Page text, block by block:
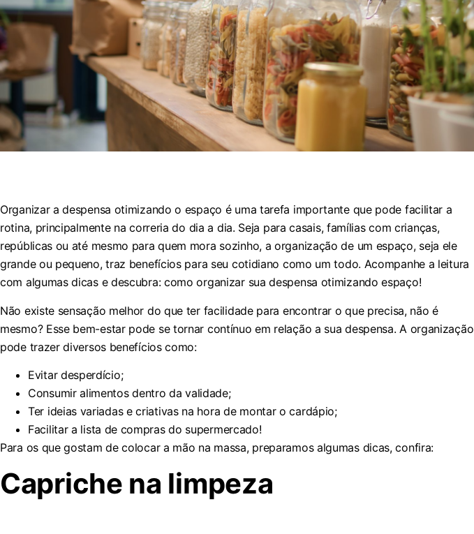
Organizar a despensa otimizando o espaço é uma tarefa importante que pode facilitar a
rotina, principalmente na correria do dia a dia. Seja para casais, famílias com crianças,
repúblicas ou até mesmo para quem mora sozinho, a organização de um espaço, seja ele
grande ou pequeno, traz benefícios para seu cotidiano como um todo. Acompanhe a leitura
com algumas dicas e descubra: como organizar sua despensa otimizando espaço!
Não existe sensação melhor do que ter facilidade para encontrar o que precisa, não é
mesmo? Esse bem-estar pode se tornar contínuo em relação a sua despensa. A organização
pode trazer diversos benefícios como:
Evitar desperdício;
Consumir alimentos dentro da validade;
Ter ideias variadas e criativas na hora de montar o cardápio;
Facilitar a lista de compras do supermercado!
Para os que gostam de colocar a mão na massa, preparamos algumas dicas, confira:
Capriche na limpeza